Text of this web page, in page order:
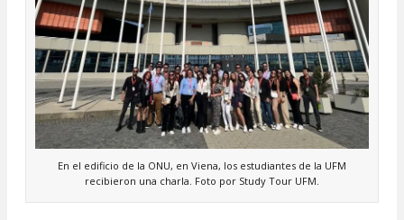
En el edificio de la ONU, en Viena, los estudiantes de la UFM
recibieron una charla. Foto por Study Tour UFM.